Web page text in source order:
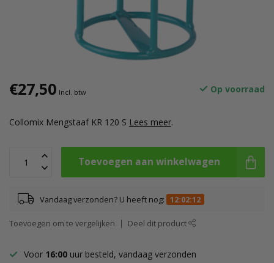
€27,50 Incl. btw Op voorraad
Collomix Mengstaaf KR 120 S Lees meer.
Toevoegen aan winkelwagen
Vandaag verzonden? U heeft nog: 12:02:11
Toevoegen om te vergelijken Deel dit product
Voor 16:00 uur besteld, vandaag verzonden